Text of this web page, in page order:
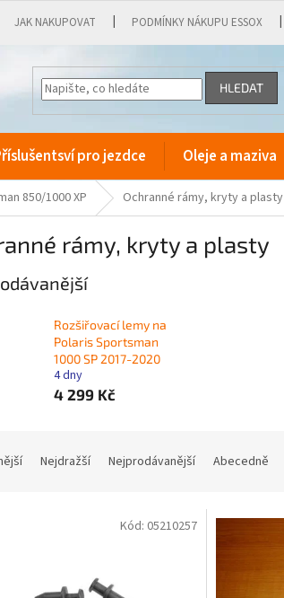
JAK NAKUPOVAT PODMÍNKY NÁKUPU ESSOX
HLEDAT
pro jezdce Oleje a maziva
850/1000 XP Ochranné rámy, kryty a plasty
rámy, kryty a plasty
Rozšiřovací lemy na
Polaris Sportsman
1000 SP 2017-2020
4 dny
4 299 Kč
Nejdražší Nejprodávanější Abecedně
Kód: 05210257